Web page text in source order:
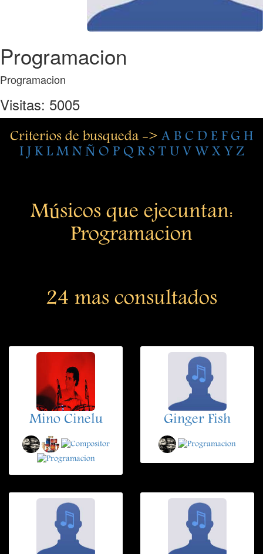
Programacion
Programacion
Visitas: 5005
Criterios de busqueda -> A B C D E F G H
I J K L M N Ñ O P Q R S T U V W X Y Z
Músicos que ejecuntan:
Programacion
24 mas consultados
Mino Cinelu Ginger Fish